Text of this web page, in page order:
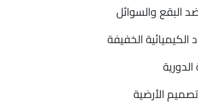
البقع والسوائل
الخفيفة
الأرضية